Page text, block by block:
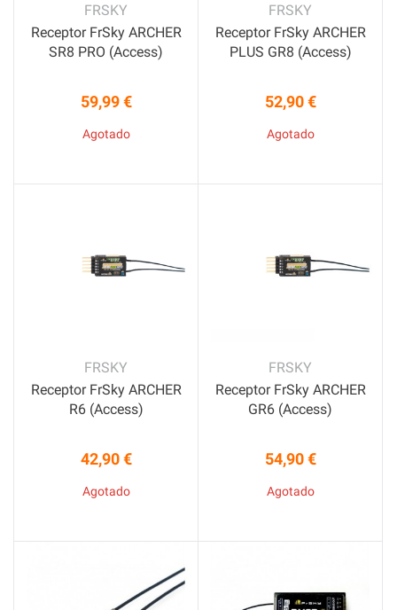
FRSKY
Receptor FrSky ARCHER
SR8 PRO (Access)
Precio
59,99 €
Agotado
FRSKY
Receptor FrSky ARCHER
PLUS GR8 (Access)
Precio
52,90 €
Agotado
FRSKY
Receptor FrSky ARCHER
R6 (Access)
Precio
42,90 €
Agotado
FRSKY
Receptor FrSky ARCHER
GR6 (Access)
Precio
54,90 €
Agotado